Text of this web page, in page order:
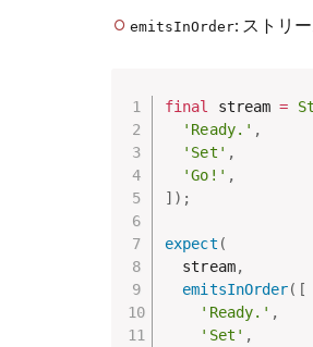
emitsInOrder: ストリ
final stream =
'Ready.' ,
'Set' ,
'Go!' ,
] ) ;
expect (
  stream
,
emitsInOrder( [
'Ready.' ,
'Set' ,